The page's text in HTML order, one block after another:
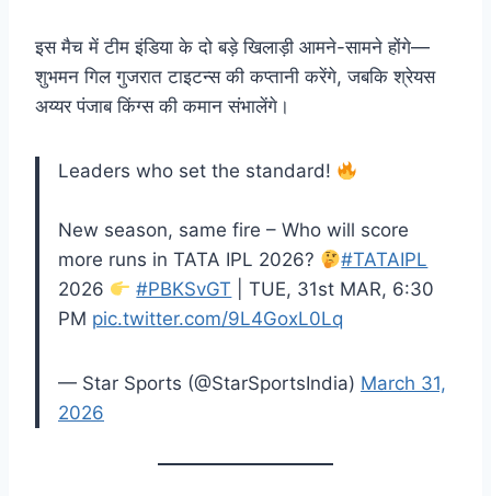
इस मैच में टीम इंडिया के दो बड़े खिलाड़ी आमने-सामने होंगे—
शुभमन गिल गुजरात टाइटन्स की कप्तानी करेंगे, जबकि श्रेयस
अय्यर पंजाब किंग्स की कमान संभालेंगे।
Leaders who set the standard!
New season, same fire – Who will score
more runs in TATA IPL 2026?
#TATAIPL
2026
#PBKSvGT | TUE, 31st MAR, 6:30
PM pic.twitter.com/9L4GoxL0Lq
— Star Sports (@StarSportsIndia) March 31,
2026